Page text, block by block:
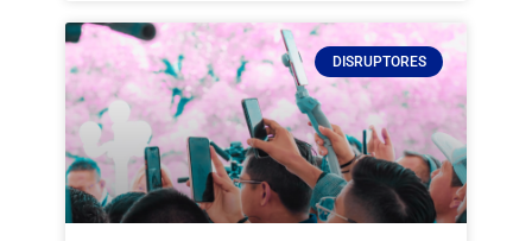
DISRUPTORES